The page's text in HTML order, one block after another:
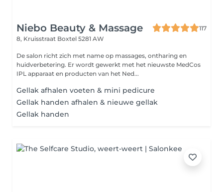
Niebo Beauty & Massage
117
8, Kruisstraat Boxtel 5281 AW
De salon richt zich met name op massages, ontharing en
huidverbetering. Er wordt gewerkt met het nieuwste MedCos
IPL apparaat en producten van het Ned...
Gellak afhalen voeten & mini pedicure
Gellak handen afhalen & nieuwe gellak
Gellak handen